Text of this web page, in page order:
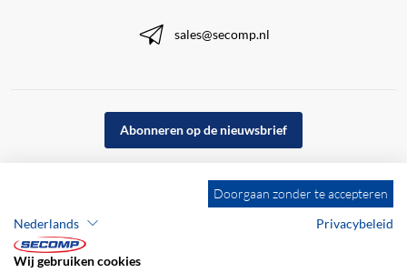
sales@secomp.nl
Abonneren op de nieuwsbrief
Doorgaan zonder te accepteren
Nederlands
Privacybeleid
Wij gebruiken cookies